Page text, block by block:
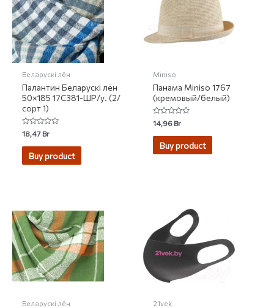
Беларускі лён
Палантин Беларускі лён
50×185 17С381-ШР/у. (2/
сорт 1)
Rated
0
out
18,47Br
Buy product
Miniso
Панама Miniso 1767
(кремовый/белый)
Rated
0
out
14,96Br
Buy product
Беларускі лён 21vek